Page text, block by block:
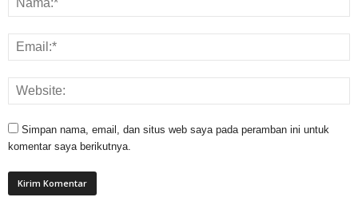
Simpan nama, email, dan situs web saya pada peramban ini untuk
komentar saya berikutnya.